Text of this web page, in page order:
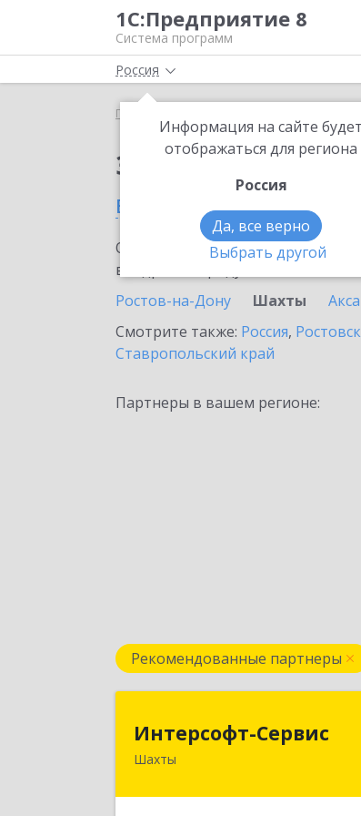
1С:Предприятие 8
Система программ
Россия
Информация на сайте будет
отображаться для региона
Россия
Да, все верно
Выбрать другой
Главная
Заказать 1С-
в Шахтах
Ознакомьтесь с
внедрение продукта.
Ростов-на-Дону
Шахты
Смотрите также: Россия,
Ставропольский край
Партнеры в вашем регионе:
Рекомендованные партнеры
Интерсофт-Сервис
Шахты
Интерсофт-
346480, Ростовская обл,